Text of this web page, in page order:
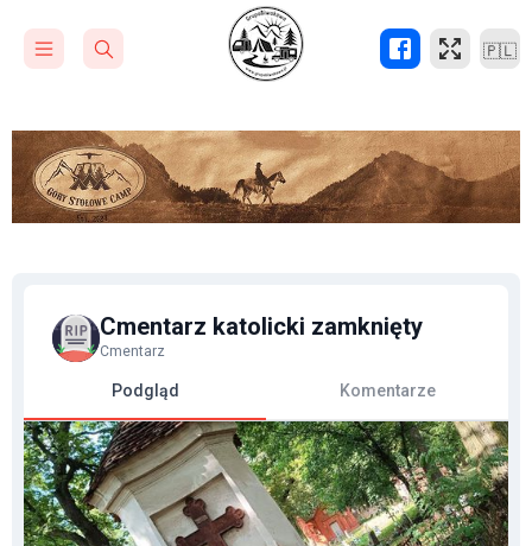
🇵🇱
Cmentarz katolicki zamknięty
Cmentarz
Podgląd Komentarze